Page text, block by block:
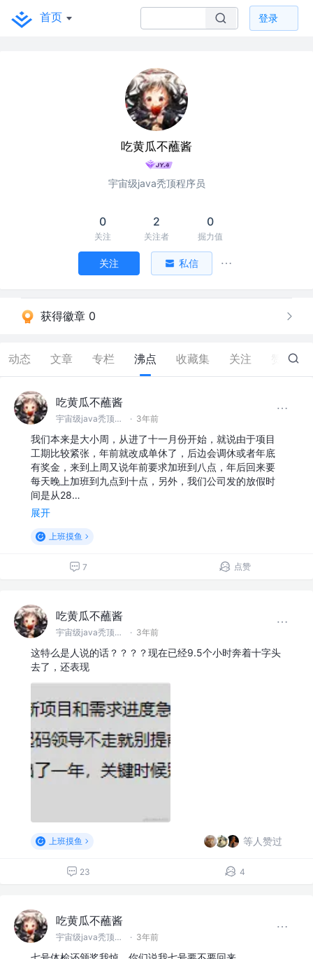
首页 登录
吃黄瓜不蘸酱
宇宙级java秃顶程序员
0
关注
2
关注者
0
掘力值
关注 私信
获得徽章 0
动态 文章 专栏 沸点 收藏集 关注 3
吃黄瓜不蘸酱
宇宙级java秃顶程序员 · 3年前
我们本来是大小周，从进了十一月份开始，就说由于项目
工期比较紧张，年前就改成单休了，后边会调休或者年底
有奖金，来到上周又说年前要求加班到八点，年后回来要
每天晚上加班到九点到十点，另外，我们公司发的放假时
间是从28…
展开
上班摸鱼
7 点赞
吃黄瓜不蘸酱
宇宙级java秃顶程序员 · 3年前
这特么是人说的话？？？？现在已经9.5个小时奔着十字头
去了，还表现
上班摸鱼 等人赞过
23 4
吃黄瓜不蘸酱
宇宙级java秃顶程序员 · 3年前